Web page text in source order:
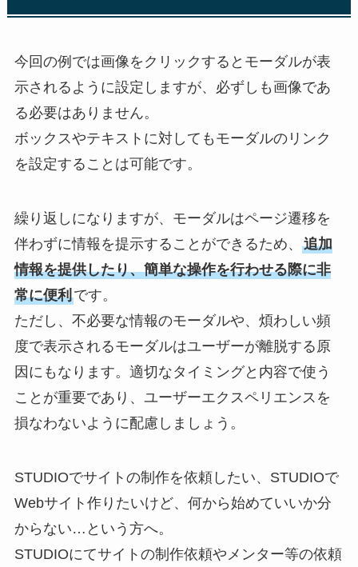
今回の例では画像をクリックするとモーダルが表
示されるように設定しますが、必ずしも画像であ
る必要はありません。
ボックスやテキストに対してもモーダルのリンク
を設定することは可能です。
繰り返しになりますが、モーダルはページ遷移を
伴わずに情報を提示することができるため、 追加
情報を提供したり、簡単な操作を行わせる際に非
常に便利です。
ただし、不必要な情報のモーダルや、煩わしい頻
度で表示されるモーダルはユーザーが離脱する原
因にもなります。適切なタイミングと内容で使う
ことが重要であり、ユーザーエクスペリエンスを
損なわないように配慮しましょう。
STUDIOでサイトの制作を依頼したい、STUDIOで
Webサイト作りたいけど、何から始めていいか分
からない…という方へ。
STUDIOにてサイトの制作依頼やメンター等の依頼